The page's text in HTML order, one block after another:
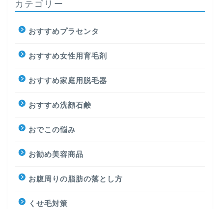
カテゴリー
おすすめプラセンタ
おすすめ女性用育毛剤
おすすめ家庭用脱毛器
おすすめ洗顔石鹸
おでこの悩み
お勧め美容商品
お腹周りの脂肪の落とし方
くせ毛対策